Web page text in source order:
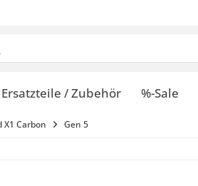
Ersatzteile / Zubehör %-Sale
X1 Carbon Gen 5